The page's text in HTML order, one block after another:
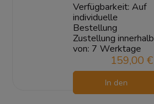
Verfügbarkeit: Auf
individuelle
Bestellung
Zustellung innerhalb
von: 7 Werktage
159,00 €
In den